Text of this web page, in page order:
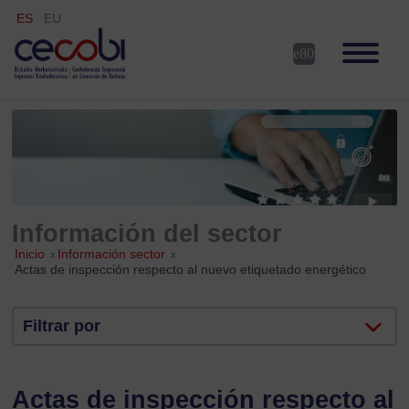
ES EU
Información del sector
Inicio » Información sector »
Actas de inspección respecto al nuevo etiquetado energético
Filtrar por
Actas de inspección respecto al